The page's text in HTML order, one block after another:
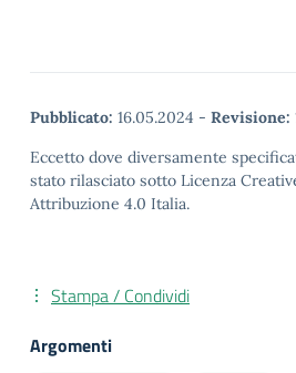
Pubblicato: 16.05.2024 - Revisione:
Eccetto dove diversamente
stato rilasciato sotto Licenza
Attribuzione 4.0 Italia.
Stampa / Condividi
Argomenti